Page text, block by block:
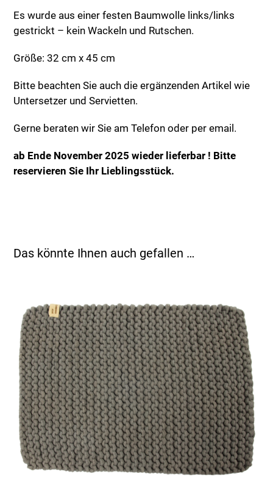
Es wurde aus einer festen Baumwolle links/links
gestrickt – kein Wackeln und Rutschen.
Größe: 32 cm x 45 cm
Bitte beachten Sie auch die ergänzenden Artikel wie
Untersetzer und Servietten.
Gerne beraten wir Sie am Telefon oder per email.
ab Ende November 2025 wieder lieferbar ! Bitte
reservieren Sie Ihr Lieblingsstück.
Das könnte Ihnen auch gefallen …